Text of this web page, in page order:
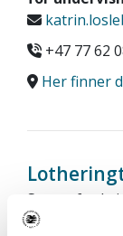
+47 77 62
Her finner
Senter for
Campus